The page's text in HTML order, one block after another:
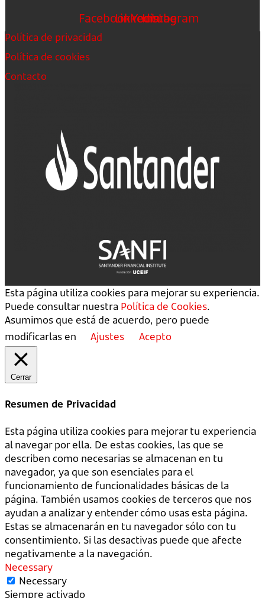
FacebookLinkedin
Youtube
Instagram
Política de privacidad
Política de cookies
Contacto
Esta página utiliza cookies para mejorar su experiencia.
Puede consultar nuestra Política de Cookies.
Asumimos que está de acuerdo, pero puede
modificarlas en
Ajustes Acepto
Cerrar
Resumen de Privacidad
Esta página utiliza cookies para mejorar tu experiencia
al navegar por ella. De estas cookies, las que se
describen como necesarias se almacenan en tu
navegador, ya que son esenciales para el
funcionamiento de funcionalidades básicas de la
página. También usamos cookies de terceros que nos
ayudan a analizar y entender cómo usas esta página.
Estas se almacenarán en tu navegador sólo con tu
consentimiento. Si las desactivas puede que afecte
negativamente a la navegación.
Necessary
Necessary
Siempre activado